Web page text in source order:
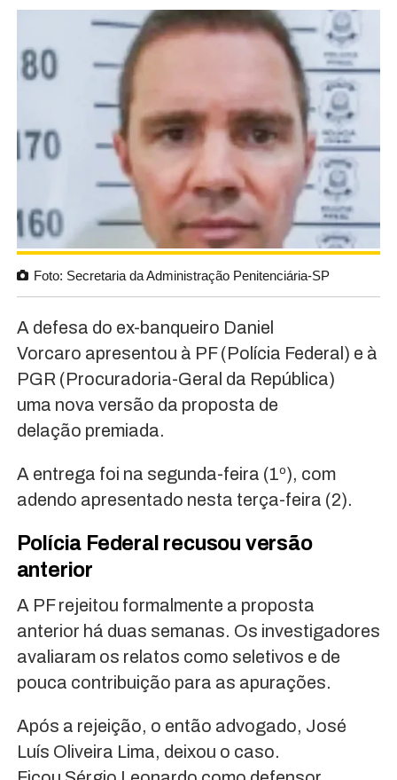
Foto: Secretaria da Administração Penitenciária-SP
A defesa do ex-banqueiro Daniel
Vorcaro apresentou à PF (Polícia Federal) e à
PGR (Procuradoria-Geral da República)
uma nova versão da proposta de
delação premiada.
A entrega foi na segunda-feira (1º), com
adendo apresentado nesta terça-feira (2).
Polícia Federal recusou versão
anterior
A PF rejeitou formalmente a proposta
anterior há duas semanas. Os investigadores
avaliaram os relatos como seletivos e de
pouca contribuição para as apurações.
Após a rejeição, o então advogado, José
Luís Oliveira Lima, deixou o caso.